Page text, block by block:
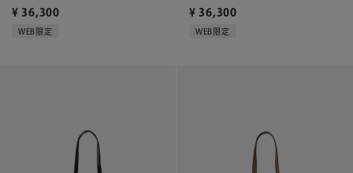
¥ 36,300
WEB限定
¥ 36,300
WEB限定